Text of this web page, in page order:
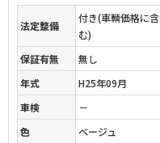
法定整備
付き(車輌価格に含
む)
保証有無
無し
年式
H25年09月
車検
－
色
ベージュ